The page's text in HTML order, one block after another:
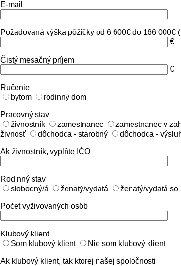
E-mail
Požadovaná výška pôžičky od 6 600€ do 166 000€
€
Čistý mesačný príjem
€
Ručenie
bytom
rodinný dom
Pracovný stav
živnostník
zamestnanec zamestnanec v
živnosť
dôchodca - starobný dôchodca -
Ak živnostník, vyplňte IČO
Rodinný stav
slobodný/á
ženatý/vydatá ženatý/vydatá so
Počet vyživovaných osôb
Klubový klient
Som klubový klient
Nie som klubový klient
Ak klubový klient, tak ktorej našej spoločnosti